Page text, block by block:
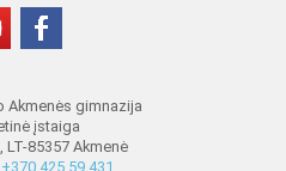
Akmenės gimnazija
įstaiga
LT-85357 Akmenė
+370 425 59 431